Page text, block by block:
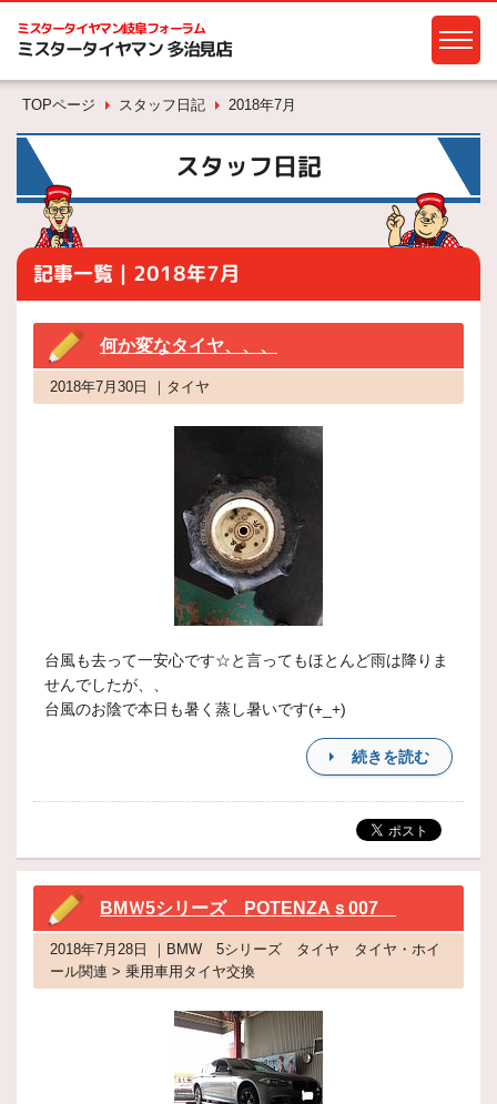
ミスタータイヤマン岐阜フォーラム
ミスタータイヤマン 多治見店
TOPページ スタッフ日記 2018年7月
スタッフ日記
記事一覧｜2018年7月
何か変なタイヤ、、、
2018年7月30日 ｜タイヤ
台風も去って一安心です☆と言ってもほとんど雨は降りま
せんでしたが、、
台風のお陰で本日も暑く蒸し暑いです(+_+)
続きを読む
BMＷ5シリーズ POTENZAｓ007
2018年7月28日 ｜BMW 5シリーズ タイヤ タイヤ・ホイ
ール関連 > 乗用車用タイヤ交換